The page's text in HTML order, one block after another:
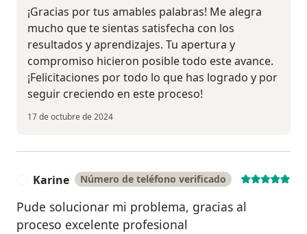
¡Gracias por tus amables palabras! Me alegra
mucho que te sientas satisfecha con los
resultados y aprendizajes. Tu apertura y
compromiso hicieron posible todo este avance.
¡Felicitaciones por todo lo que has logrado y por
seguir creciendo en este proceso!
17 de octubre de 2024
Karine Número de teléfono verificado
Pude solucionar mi problema, gracias al
proceso excelente profesional